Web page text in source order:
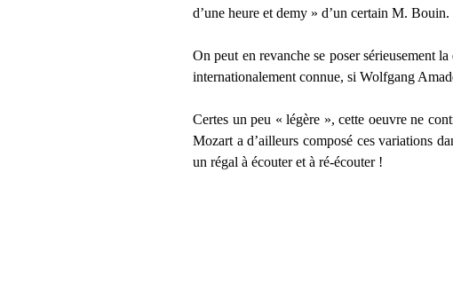
d’une heure et demy » d’un certain M. Bouin.
On peut en revanche se poser sérieusement
internationalement connue, si Wolfgang
Certes un peu « légère », cette oeuvre ne
Mozart a d’ailleurs composé ces variations
un régal à écouter et à ré-écouter !